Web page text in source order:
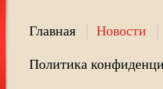
Главная Новости
Политика